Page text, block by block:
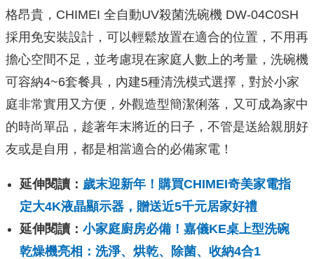
格昂貴，CHIMEI 全自動UV殺菌洗碗機 DW-04C0SH
採用免安裝設計，可以輕鬆放置在適合的位置，不用再
擔心空間不足，並考慮現在家庭人數上的考量，洗碗機
可容納4~6套餐具，內建5種清洗模式選擇，對於小家
庭非常實用又方便，外觀造型簡潔俐落，又可成為家中
的時尚單品，趁著年末將近的日子，不管是送給親朋好
友或是自用，都是相當適合的必備家電！
延伸閱讀： 歲末迎新年！購買CHIMEI奇美家電指
定大4K液晶顯示器，贈送近5千元居家好禮
延伸閱讀： 小家庭廚房必備！嘉儀KE桌上型洗碗
乾燥機亮相：洗淨、烘乾、除菌、收納4合1